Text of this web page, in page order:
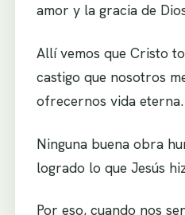
amor y la gracia de
Allí vemos que Cristo
castigo que nosotros
ofrecernos vida eterna.
Ninguna buena obra
logrado lo que Jesús
Por eso, cuando nos